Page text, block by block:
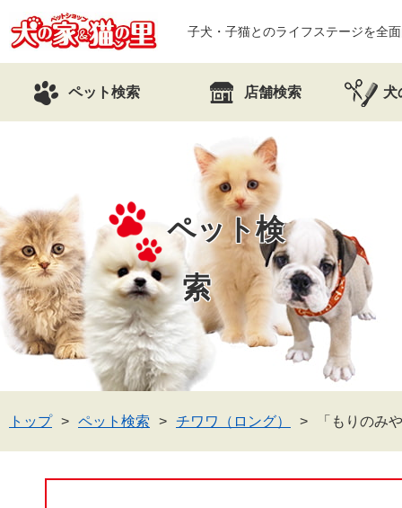
子犬・子猫とのライフステージを全
ペット検索 店舗検索 犬
ペット検
索
トップ ペット検索 チワワ（ロング） 「もりのみ